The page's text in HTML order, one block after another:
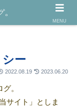
ー
2022.08.19 2023.06.20
。
サイト」としま
MENU